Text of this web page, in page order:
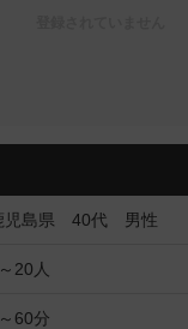
児島県 40代 男性
20人
60分